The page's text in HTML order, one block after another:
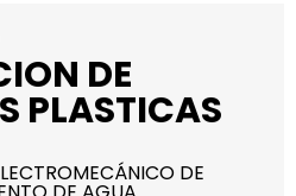
DE
PLASTICAS
DE